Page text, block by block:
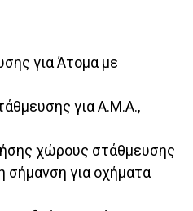
για Άτομα με
για Α.Μ.Α.,
χώρους στάθμευσης
σήμανση για οχήματα